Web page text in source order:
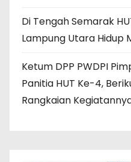
Di Tengah Semarak
Lampung Utara Hidup
Ketum DPP PWDPI
Panitia HUT Ke-4,
Rangkaian